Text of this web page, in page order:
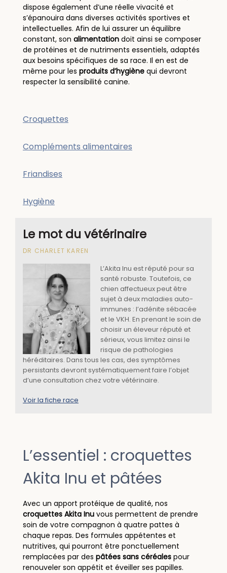
dispose également d’une réelle vivacité et
s’épanouira dans diverses activités sportives et
intellectuelles. Afin de lui assurer un équilibre
constant, son alimentation doit ainsi se composer
de protéines et de nutriments essentiels, adaptés
aux besoins spécifiques de sa race. Il en est de
même pour les produits d’hygiène qui devront
respecter la sensibilité canine.
Croquettes
Compléments alimentaires
Friandises
Hygiène
Le mot du vétérinaire
DR CHARLET KAREN
L’Akita Inu est réputé pour sa
santé robuste. Toutefois, ce
chien affectueux peut être
sujet à deux maladies auto-
immunes : l’adénite sébacée
et le VKH. En prenant le soin de
choisir un éleveur réputé et
sérieux, vous limitez ainsi le
risque de pathologies
héréditaires. Dans tous les cas, des symptômes
persistants devront systématiquement faire l’objet
d’une consultation chez votre vétérinaire.
Voir la fiche race
L’essentiel : croquettes
Akita Inu et pâtées
Avec un apport protéique de qualité, nos
croquettes Akita Inu vous permettent de prendre
soin de votre compagnon à quatre pattes à
chaque repas. Des formules appétentes et
nutritives, qui pourront être ponctuellement
remplacées par des pâtées sans céréales pour
renouveler son appétit et éveiller ses papilles.